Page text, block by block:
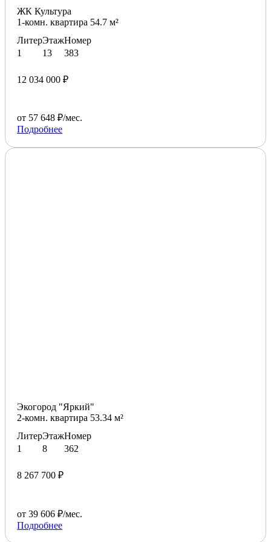
ЖК Культура
1-комн. квартира 54.7 м²
Литер
1
Этаж
13
Номер
383
12 034 000 ₽
от 57 648 ₽/мес.
Подробнее
Экогород "Яркий"
2-комн. квартира 53.34 м²
Литер
1
Этаж
8
Номер
362
8 267 700 ₽
от 39 606 ₽/мес.
Подробнее